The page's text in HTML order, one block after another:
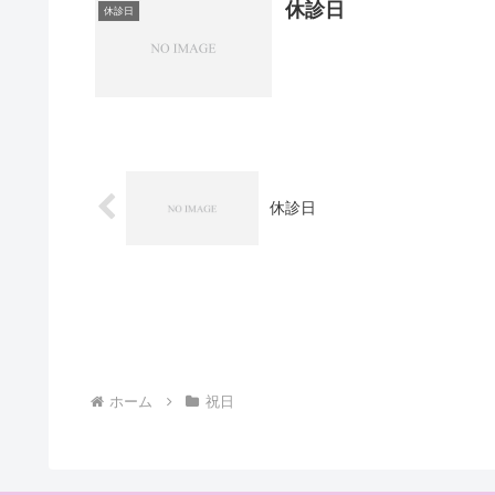
休診日 休診日
休診日
ホーム 祝日